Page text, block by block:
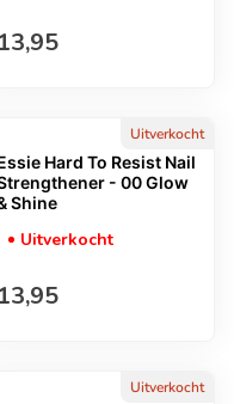
Normale prijs
13,95
Uitverkocht
Hard To Resist Nail
- 00 Glow
Shine
Uitverkocht
Normale prijs
13,95
Uitverkocht